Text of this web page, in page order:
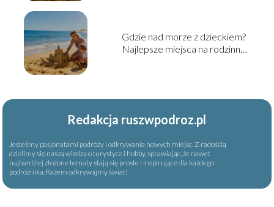
Gdzie nad morze z dzieckiem?
Najlepsze miejsca na rodzinny
Redakcja ruszwpodroz.pl
Jesteśmy pasjonatami podróży i odkrywania nowych miejsc. Z radością
dzielimy się naszą wiedzą o turystyce i hobby, sprawiając, że nawet
najbardziej złożone tematy stają się proste i inspirujące dla każdego
podróżnika. Razem odkrywajmy świat!